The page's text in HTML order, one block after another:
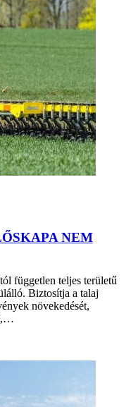
NEM
független teljes területű
Biztosítja a talaj
növekedését,